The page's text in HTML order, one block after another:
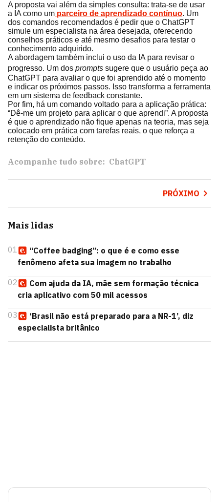
A proposta vai além da simples consulta: trata-se de usar
a IA como um parceiro de aprendizado contínuo. Um
dos comandos recomendados é pedir que o ChatGPT
simule um especialista na área desejada, oferecendo
conselhos práticos e até mesmo desafios para testar o
conhecimento adquirido.
A abordagem também inclui o uso da IA para revisar o
progresso. Um dos prompts sugere que o usuário peça ao
ChatGPT para avaliar o que foi aprendido até o momento
e indicar os próximos passos. Isso transforma a ferramenta
em um sistema de feedback constante.
Por fim, há um comando voltado para a aplicação prática:
“Dê-me um projeto para aplicar o que aprendi”. A proposta
é que o aprendizado não fique apenas na teoria, mas seja
colocado em prática com tarefas reais, o que reforça a
retenção do conteúdo.
Acompanhe tudo sobre: ChatGPT
PRÓXIMO
Mais lidas
01
“Coffee badging”: o que é e como esse
fenômeno afeta sua imagem no trabalho
02
Com ajuda da IA, mãe sem formação técnica
cria aplicativo com 50 mil acessos
03
‘Brasil não está preparado para a NR-1’, diz
especialista britânico